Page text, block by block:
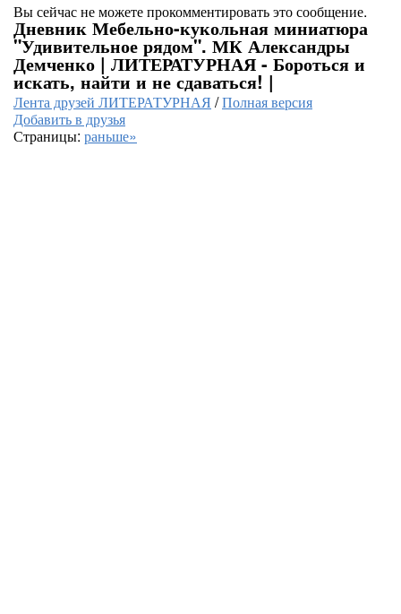
Вы сейчас не можете прокомментировать это сообщение.
Дневник Мебельно-кукольная миниатюра
"Удивительное рядом". МК Александры
Демченко | ЛИТЕРАТУРНАЯ - Бороться и
искать, найти и не сдаваться! |
Лента друзей ЛИТЕРАТУРНАЯ /Полная версия
Добавить в друзья
Страницы: раньше»